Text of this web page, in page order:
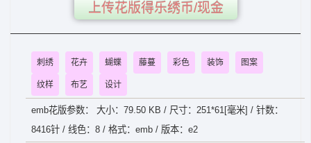
上传花版得乐绣币/现金
刺绣 花卉 蝴蝶 藤蔓 彩色 装饰 图案
纹样 布艺 设计
emb花版参数： 大小：79.50 KB / 尺寸：251*61[毫米] / 针数：
8416针 / 线色：8 / 格式：emb / 版本：e2